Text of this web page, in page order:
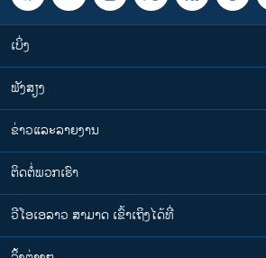
ເບິ່ງ
ຟັງສຽງ
ຂ່າວແລະລາຍງານ
ຕິດຕໍ່ພວກເຮົາ
ວີໂອເອລາວ ສາມາດ ເຂົ້າເຖິງໄດ້ທີ່